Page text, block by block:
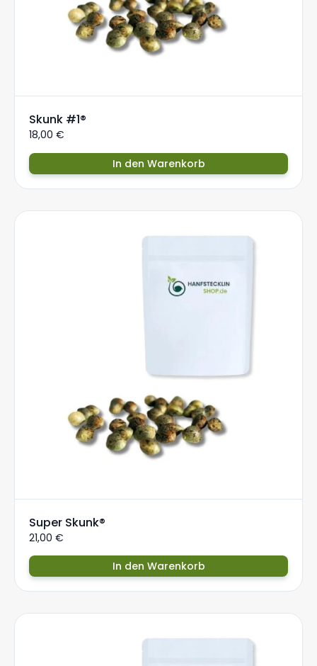
Skunk #1®
18,00 €
In den Warenkorb
Super Skunk®
21,00 €
In den Warenkorb